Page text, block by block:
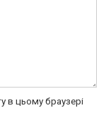
в цьому браузері